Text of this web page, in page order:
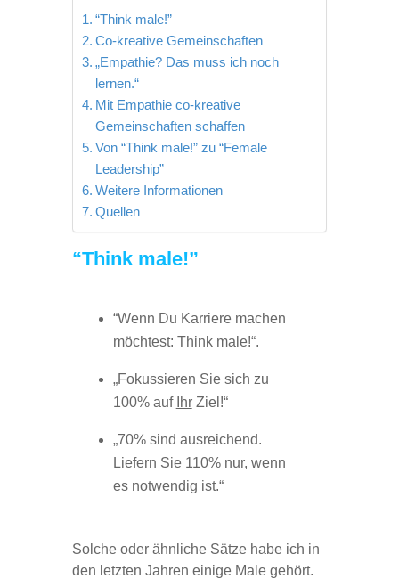
“Think male!”
Co-kreative Gemeinschaften
„Empathie? Das muss ich noch
lernen.“
Mit Empathie co-kreative
Gemeinschaften schaffen
Von “Think male!” zu “Female
Leadership”
Weitere Informationen
Quellen
“Think male!”
“Wenn Du Karriere machen
möchtest: Think male!“.
„Fokussieren Sie sich zu
100% auf IhrZiel!“
„70% sind ausreichend.
Liefern Sie 110% nur, wenn
es notwendig ist.“
Solche oder ähnliche Sätze habe ich in
den letzten Jahren einige Male gehört.